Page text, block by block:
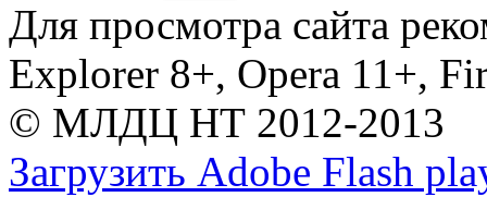
Для просмотра сайта
Explorer 8+, Opera 11+,
© МЛДЦ НТ 2012-2013
Загрузить Adobe Flash